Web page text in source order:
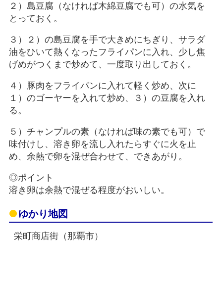
２）島豆腐（なければ木綿豆腐でも可）の水気を
とっておく。
３）２）の島豆腐を手で大きめにちぎり、サラダ
油をひいて熱くなったフライパンに入れ、少し焦
げめがつくまで炒めて、一度取り出しておく。
４）豚肉をフライパンに入れて軽く炒め、次に
１）のゴーヤーを入れて炒め、３）の豆腐を入れ
る。
５）チャンプルの素（なければ味の素でも可）で
味付けし、溶き卵を流し入れたらすぐに火を止
め、余熱で卵を混ぜ合わせて、できあがり。
◎ポイント
溶き卵は余熱で混ぜる程度がおいしい。
ゆかり地図
栄町商店街（那覇市）